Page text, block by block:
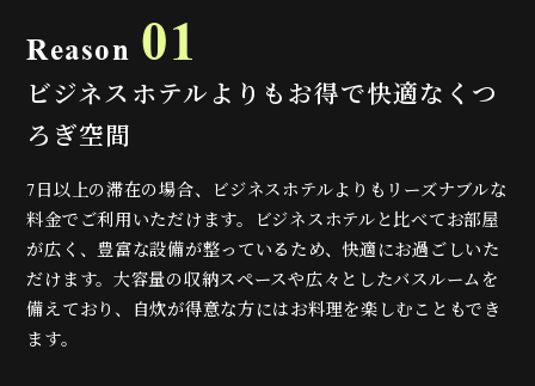
Reason 01
ビジネスホテルよりもお得で快適なくつ
ろぎ空間
7日以上の滞在の場合、ビジネスホテルよりもリーズナブルな
料金でご利用いただけます。ビジネスホテルと比べてお部屋
が広く、豊富な設備が整っているため、快適にお過ごしいた
だけます。大容量の収納スペースや広々としたバスルームを
備えており、自炊が得意な方にはお料理を楽しむこともでき
ます。